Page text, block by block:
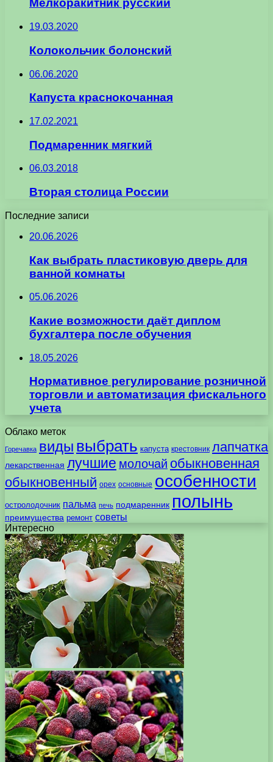
Мелкоракитник русский
19.03.2020
Колокольчик болонский
06.06.2020
Капуста краснокочанная
17.02.2021
Подмаренник мягкий
06.03.2018
Вторая столица России
Последние записи
20.06.2026
Как выбрать пластиковую дверь для
ванной комнаты
05.06.2026
Какие возможности даёт диплом
бухгалтера после обучения
18.05.2026
Нормативное регулирование розничной
торговли и автоматизация фискального
учета
Облако меток
Горечавка виды выбрать капуста крестовник лапчатка
лекарственная лучшие молочай обыкновенная
обыкновенный орех основные особенности
остролодочник пальма печь подмаренник полынь
преимущества ремонт советы
Интересно